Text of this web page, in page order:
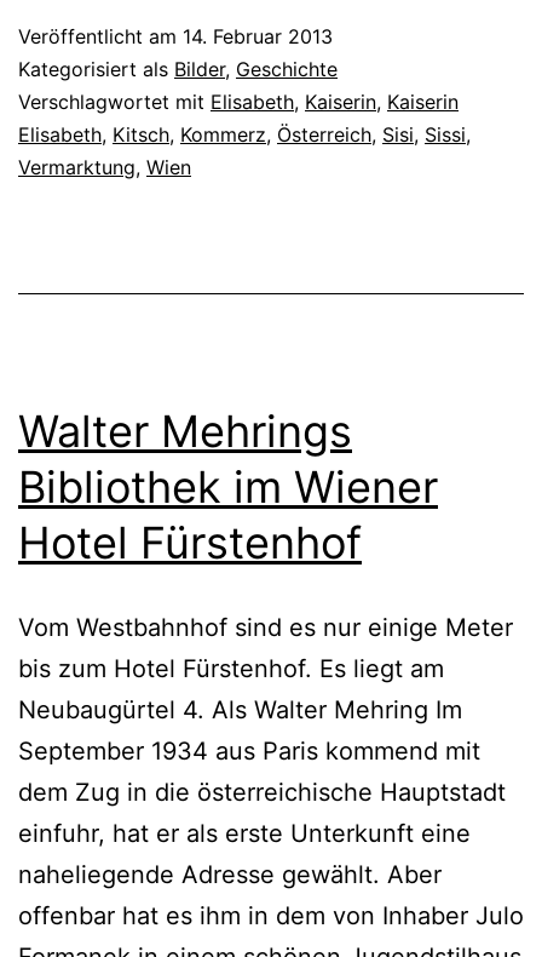
Veröffentlicht am 14. Februar 2013
Kategorisiert als Bilder, Geschichte
Verschlagwortet mit Elisabeth, Kaiserin, Kaiserin
Elisabeth, Kitsch, Kommerz, Österreich, Sisi, Sissi,
Vermarktung, Wien
Walter Mehrings
Bibliothek im Wiener
Hotel Fürstenhof
Vom Westbahnhof sind es nur einige Meter
bis zum Hotel Fürstenhof. Es liegt am
Neubaugürtel 4. Als Walter Mehring Im
September 1934 aus Paris kommend mit
dem Zug in die österreichische Hauptstadt
einfuhr, hat er als erste Unterkunft eine
naheliegende Adresse gewählt. Aber
offenbar hat es ihm in dem von Inhaber Julo